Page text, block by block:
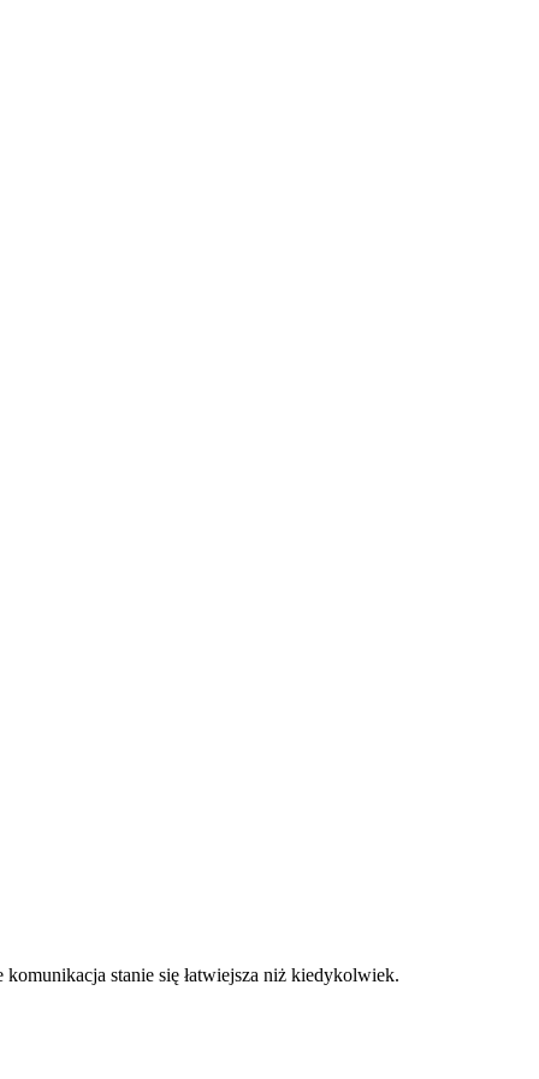
komunikacja stanie się łatwiejsza niż kiedykolwiek.